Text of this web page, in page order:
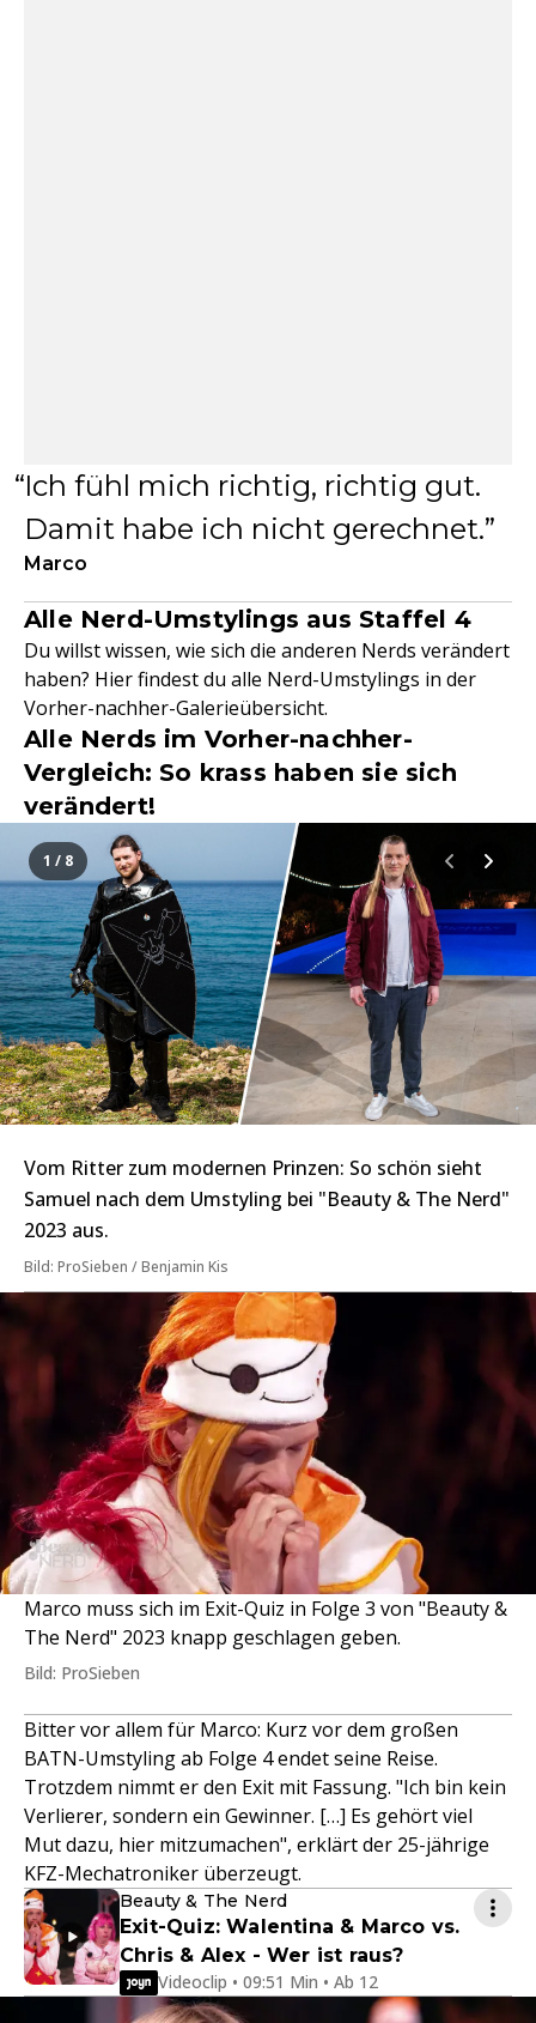
Ich fühl mich richtig, richtig gut.
Damit habe ich nicht gerechnet.
Marco
Alle Nerd-Umstylings aus Staffel 4
Du willst wissen, wie sich die anderen Nerds verändert
haben? Hier findest du alle Nerd-Umstylings in der
Vorher-nachher-Galerieübersicht.
Alle Nerds im Vorher-nachher-
Vergleich: So krass haben sie sich
verändert!
Vom Ritter zum modernen Prinzen: So schön sieht
Samuel nach dem Umstyling bei "Beauty & The Nerd"
2023 aus.
Bild: ProSieben / Benjamin Kis
1 / 8
Marco muss sich im Exit-Quiz in Folge 3 von "Beauty &
The Nerd" 2023 knapp geschlagen geben.
Bild: ProSieben
Bitter vor allem für Marco: Kurz vor dem großen
BATN-Umstyling ab Folge 4 endet seine Reise.
Trotzdem nimmt er den Exit mit Fassung. "Ich bin kein
Verlierer, sondern ein Gewinner. […] Es gehört viel
Mut dazu, hier mitzumachen", erklärt der 25-jährige
KFZ-Mechatroniker überzeugt.
Beauty & The Nerd
Exit-Quiz: Walentina & Marco vs.
Chris & Alex - Wer ist raus?
Videoclip • 09:51 Min • Ab 12